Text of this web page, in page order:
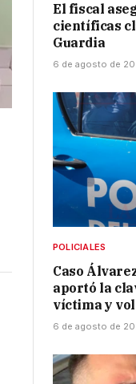
El fiscal
científicas
Guardia
6 de agosto de
POLICIALES
Caso
aportó la
víctima y
6 de agosto de